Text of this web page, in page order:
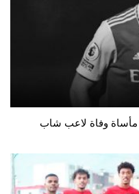
مأساة وفاة لاعب شاب